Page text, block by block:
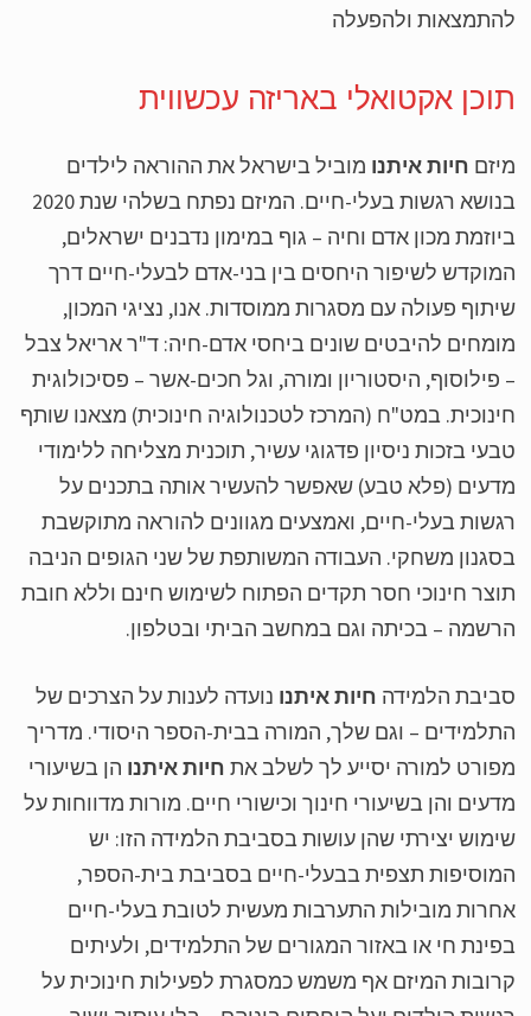
ולהפעלה
אקטואלי באריזה עכשווית
חיות איתנומוביל בישראל את ההוראה לילדים
בנושא רגשות בעלי-חיים. המיזם נפתח בשלהי שנת 2020
מכון אדם וחיה – גוף במימון נדבנים ישראלים,
לשיפור היחסים בין בני-אדם לבעלי-חיים דרך
פעולה עם מסגרות ממוסדות. אנו, נציגי המכון,
להיבטים שונים ביחסי אדם-חיה: ד"ר אריאל צבל
היסטוריון ומורה, וגל חכים-אשר – פסיכולוגית
במט"ח (המרכז לטכנולוגיה חינוכית) מצאנו שותף
בזכות ניסיון פדגוגי עשיר, תוכנית מצליחה ללימודי
(פלא טבע) שאפשר להעשיר אותה בתכנים על
בעלי-חיים, ואמצעים מגוונים להוראה מתוקשבת
משחקי. העבודה המשותפת של שני הגופים הניבה
חינוכי חסר תקדים הפתוח לשימוש חינם וללא חובת
– בכיתה וגם במחשב הביתי ובטלפון.
הלמידהחיות איתנונועדה לענות על הצרכים של
– וגם שלך, המורה בבית-הספר היסודי. מדריך
למורה יסייע לך לשלב אתחיות איתנוהן בשיעורי
והן בשיעורי חינוך וכישורי חיים. מורות מדווחות על
יצירתי שהן עושות בסביבת הלמידה הזו: יש
תצפית בבעלי-חיים בסביבת בית-הספר,
מובילות התערבות מעשית לטובת בעלי-חיים
חי או באזור המגורים של התלמידים, ולעיתים
המיזם אף משמש כמסגרת לפעילות חינוכית על